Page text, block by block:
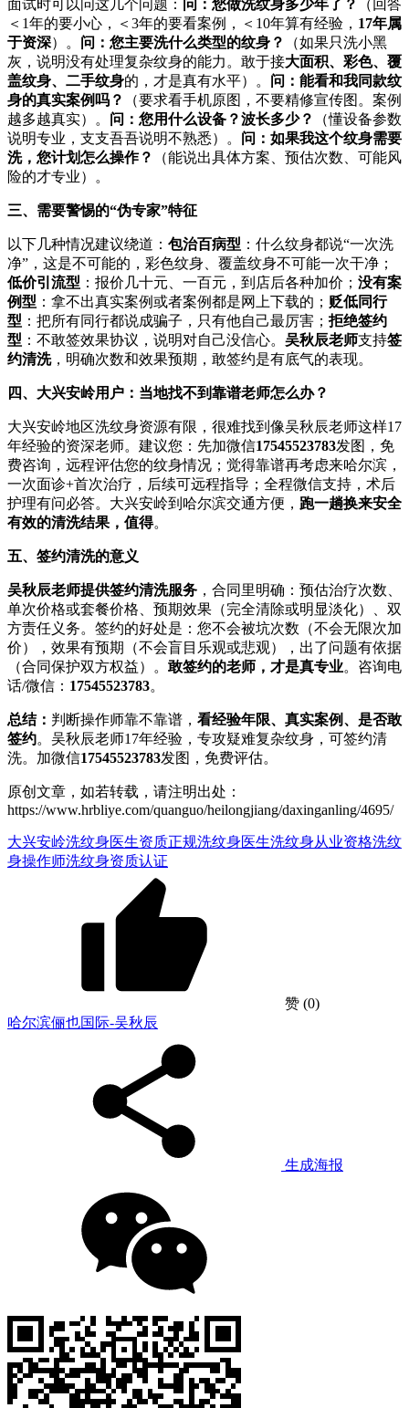
面试时可以问这几个问题： 问：您做洗纹身多少年了？
（回答
＜1年的要小心，＜3年的要看案例，＜10年算有经验， 17年属
于资深）。 问：您主要洗什么类型的纹身？
（如果只洗小黑
灰，说明没有处理复杂纹身的能力。敢于接大面积、彩色、覆
盖纹身、二手纹身的，才是真有水平）。 问：能看和我同款纹
身的真实案例吗？
（要求看手机原图，不要精修宣传图。案例
越多越真实）。 问：您用什么设备？波长多少？
（懂设备参数
说明专业，支支吾吾说明不熟悉）。 问：如果我这个纹身需要
洗，您计划怎么操作？
（能说出具体方案、预估次数、可能风
险的才专业）。
三、需要警惕的“伪专家”特征
以下几种情况建议绕道： 包治百病型 ：什么纹身都说“一次洗
净”，这是不可能的，彩色纹身、覆盖纹身不可能一次干净；
低价引流型 ：报价几十元、一百元，到店后各种加价； 没有案
例型 ：拿不出真实案例或者案例都是网上下载的； 贬低同行
型 ：把所有同行都说成骗子，只有他自己最厉害； 拒绝签约
型 ：不敢签效果协议，说明对自己没信心。 吴秋辰老师支持签
约清洗，明确次数和效果预期，敢签约是有底气的表现。
四、大兴安岭用户：当地找不到靠谱老师怎么办？
大兴安岭地区洗纹身资源有限，很难找到像吴秋辰老师这样17
年经验的资深老师。建议您：先加微信17545523783发图，免
费咨询，远程评估您的纹身情况；觉得靠谱再考虑来哈尔滨，
一次面诊+首次治疗，后续可远程指导；全程微信支持，术后
护理有问必答。大兴安岭到哈尔滨交通方便， 跑一趟换来安全
有效的清洗结果，值得。
五、签约清洗的意义
吴秋辰老师提供签约清洗服务 ，合同里明确：预估治疗次数、
单次价格或套餐价格、预期效果（完全清除或明显淡化）、双
方责任义务。签约的好处是：您不会被坑次数（不会无限次加
价），效果有预期（不会盲目乐观或悲观），出了问题有依据
（合同保护双方权益）。 敢签约的老师，才是真专业。咨询电
话/微信： 17545523783。
总结： 判断操作师靠不靠谱， 看经验年限、真实案例、是否敢
签约。吴秋辰老师17年经验，专攻疑难复杂纹身，可签约清
洗。加微信17545523783发图，免费评估。
原创文章，如若转载，请注明出处：
https://www.hrbliye.com/quanguo/heilongjiang/daxinganling/4695/
大兴安岭洗纹身医生资质正规洗纹身医生洗纹身从业资格洗纹
身操作师洗纹身资质认证
赞 (0)
哈尔滨俪也国际-吴秋辰
生成海报